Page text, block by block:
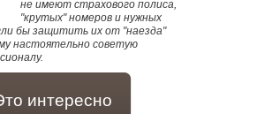
не имеют страхового полиса,
"крутых" номеров и нужных
бы защитить их от "наезда"
настоятельно советую
интересно